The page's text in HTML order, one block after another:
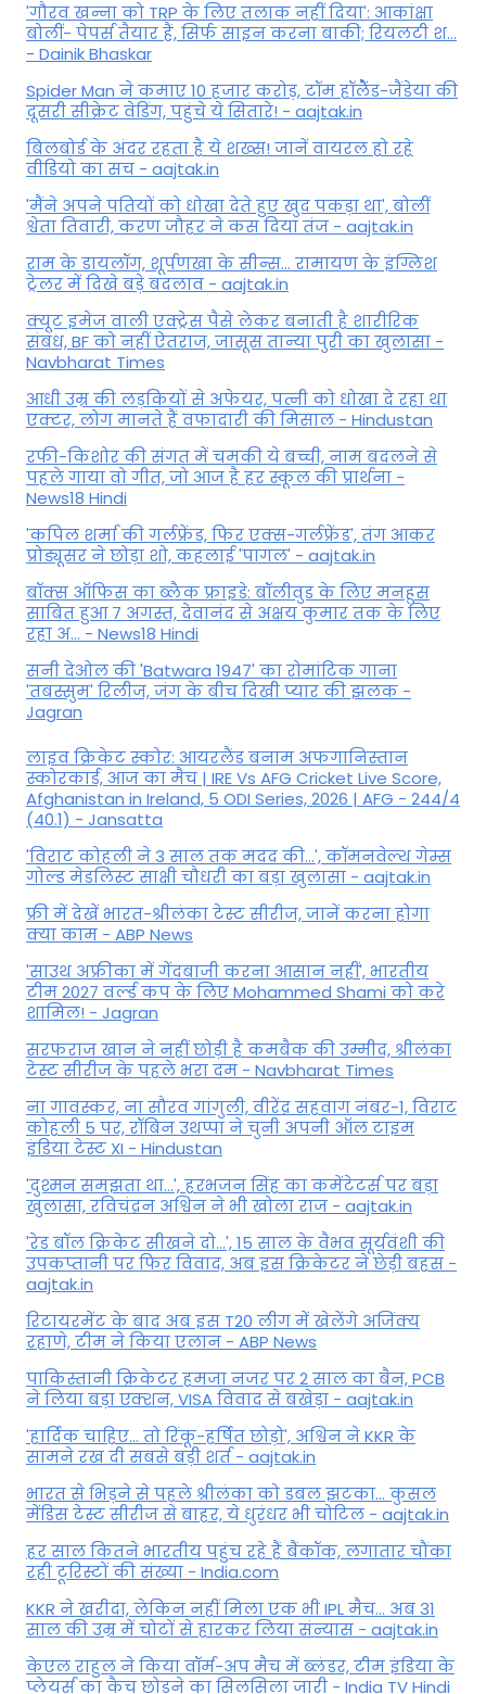
'गौरव खन्ना को TRP के लिए तलाक नहीं दिया': आकांक्षा
बोलीं- पेपर्स तैयार हैं, सिर्फ साइन करना बाकी; रियलटी श...
- Dainik Bhaskar
Spider Man ने कमाए 10 हजार करोड़, टॉम हॉलैेंड-जैंडेया की
दूसरी सीक्रेट वेडिंग, पहुंचे ये सितारे! - aajtak.in
बिलबोर्ड के अंदर रहता है ये शख्स! जानें वायरल हो रहे
वीडियो का सच - aajtak.in
'मैंने अपने पतियों को धोखा देते हुए खुद पकड़ा था', बोलीं
श्वेता तिवारी, करण जौहर ने कस दिया तंज - aajtak.in
राम के डायलॉग, शूर्पणखा के सीन्स... रामायण के इंग्लिश
ट्रेलर में दिखे बड़े बदलाव - aajtak.in
क्यूट इमेज वाली एक्ट्रेस पैसे लेकर बनाती है शारीरिक
संबंध, BF को नहीं ऐतराज, जासूस तान्‍या पुरी का खुलासा -
Navbharat Times
आधी उम्र की लड़कियों से अफेयर, पत्नी को धोखा दे रहा था
एक्टर, लोग मानते हैं वफादारी की मिसाल - Hindustan
रफी-किशोर की संगत में चमकी ये बच्ची, नाम बदलने से
पहले गाया वो गीत, जो आज है हर स्कूल की प्रार्थना -
News18 Hindi
'कपिल शर्मा की गर्लफ्रेंड, फिर एक्स-गर्लफ्रेंड', तंग आकर
प्रोड्यूसर ने छोड़ा शो, कहलाई 'पागल' - aajtak.in
बॉक्स ऑफिस का ब्लैक फ्राइडे: बॉलीवुड के लिए मनहूस
साबित हुआ 7 अगस्त, देवानंद से अक्षय कुमार तक के लिए
रहा अ... - News18 Hindi
सनी देओल की 'Batwara 1947' का रोमांटिक गाना
'तबस्सुम' रिलीज, जंग के बीच दिखी प्यार की झलक -
Jagran
लाइव क्रिकेट स्कोर: आयरलैंड बनाम अफगानिस्तान
स्कोरकार्ड, आज का मैच | IRE Vs AFG Cricket Live Score,
Afghanistan in Ireland, 5 ODI Series, 2026 | AFG - 244/4
(40.1) - Jansatta
'विराट कोहली ने 3 साल तक मदद की...', कॉमनवेल्थ गेम्स
गोल्ड मेडलिस्ट साक्षी चौधरी का बड़ा खुलासा - aajtak.in
फ्री में देखें भारत-श्रीलंका टेस्ट सीरीज, जानें करना होगा
क्या काम - ABP News
'साउथ अफ्रीका में गेंदबाजी करना आसान नहीं', भारतीय
टीम 2027 वर्ल्‍ड कप के लिए Mohammed Shami को करे
शामिल! - Jagran
सरफराज खान ने नहीं छोड़ी है कमबैक की उम्मीद, श्रीलंका
टेस्ट सीरीज के पहले भरा दम - Navbharat Times
ना गावस्कर, ना सौरव गांगुली, वीरेंद्र सहवाग नंबर-1, विराट
कोहली 5 पर, रॉबिन उथप्पा ने चुनी अपनी ऑल टाइम
इंडिया टेस्ट XI - Hindustan
'दुश्मन समझता था...', हरभजन सिंह का कमेंटेटर्स पर बड़ा
खुलासा, रव‍िचंद्रन अश्विन ने भी खोला राज - aajtak.in
'रेड बॉल क्रिकेट सीखने दो...', 15 साल के वैभव सूर्यवंशी की
उपकप्तानी पर फ‍िर व‍िवाद, अब इस क्रिकेटर ने छेड़ी बहस -
aajtak.in
रिटायरमेंट के बाद अब इस T20 लीग में खेलेंगे अजिंक्य
रहाणे, टीम ने किया एलान - ABP News
पाकिस्तानी क्रिकेटर हमजा नजर पर 2 साल का बैन, PCB
ने ल‍िया बड़ा एक्शन, VISA व‍िवाद से बखेड़ा - aajtak.in
'हार्दिक चाहिए... तो रिंकू-हर्षित छोड़ो', अश्विन ने KKR के
सामने रख दी सबसे बड़ी शर्त - aajtak.in
भारत से भिड़ने से पहले श्रीलंका को डबल झटका... कुसल
मेंडिस टेस्ट सीरीज से बाहर, ये धुरंधर भी चोटिल - aajtak.in
हर साल कितने भारतीय पहुंच रहे हैं बैंकॉक, लगातार चौंका
रही टूरिस्टों की संख्या - India.com
KKR ने खरीदा, लेकिन नहीं मिला एक भी IPL मैच... अब 31
साल की उम्र में चोटों से हारकर लिया संन्यास - aajtak.in
केएल राहुल ने किया वॉर्म-अप मैच में ब्लंडर, टीम इंडिया के
प्लेयर्स का कैच छोड़ने का सिलसिला जारी - India TV Hindi